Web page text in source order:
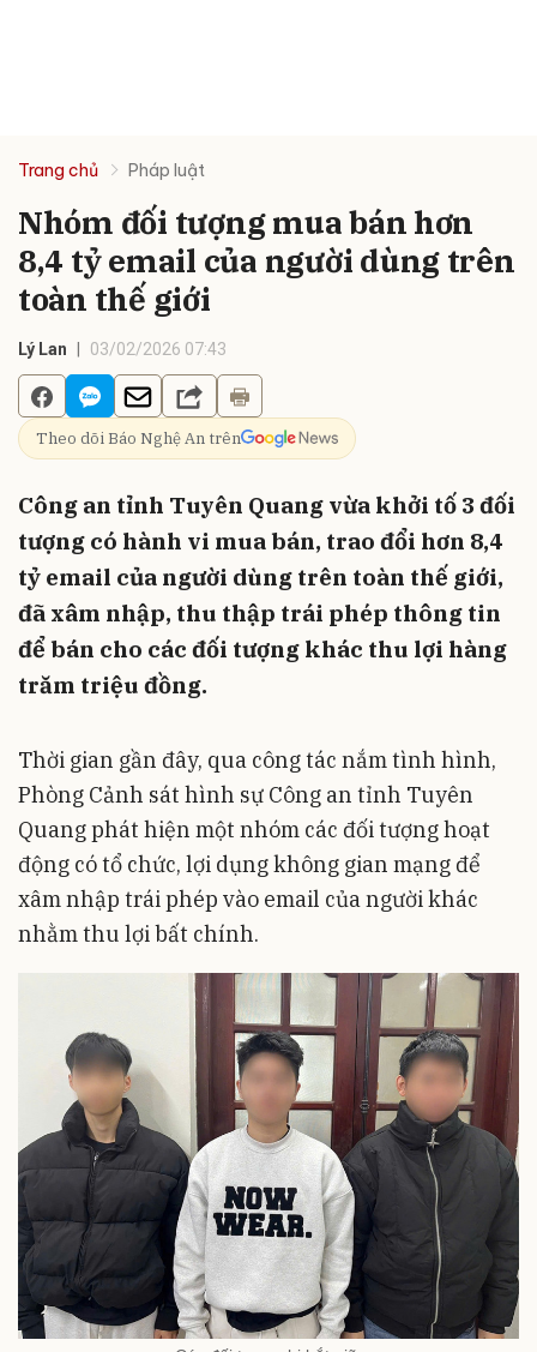
Trang chủ Pháp luật
Nhóm đối tượng mua bán hơn
8,4 tỷ email của người dùng trên
toàn thế giới
Lý Lan 03/02/2026 07:43
Theo dõi Báo Nghệ An trên
Công an tỉnh Tuyên Quang vừa khởi tố 3 đối
tượng có hành vi mua bán, trao đổi hơn 8,4
tỷ email của người dùng trên toàn thế giới,
đã xâm nhập, thu thập trái phép thông tin
để bán cho các đối tượng khác thu lợi hàng
trăm triệu đồng.
Thời gian gần đây, qua công tác nắm tình hình,
Phòng Cảnh sát hình sự Công an tỉnh Tuyên
Quang phát hiện một nhóm các đối tượng hoạt
động có tổ chức, lợi dụng không gian mạng để
xâm nhập trái phép vào email của người khác
nhằm thu lợi bất chính.